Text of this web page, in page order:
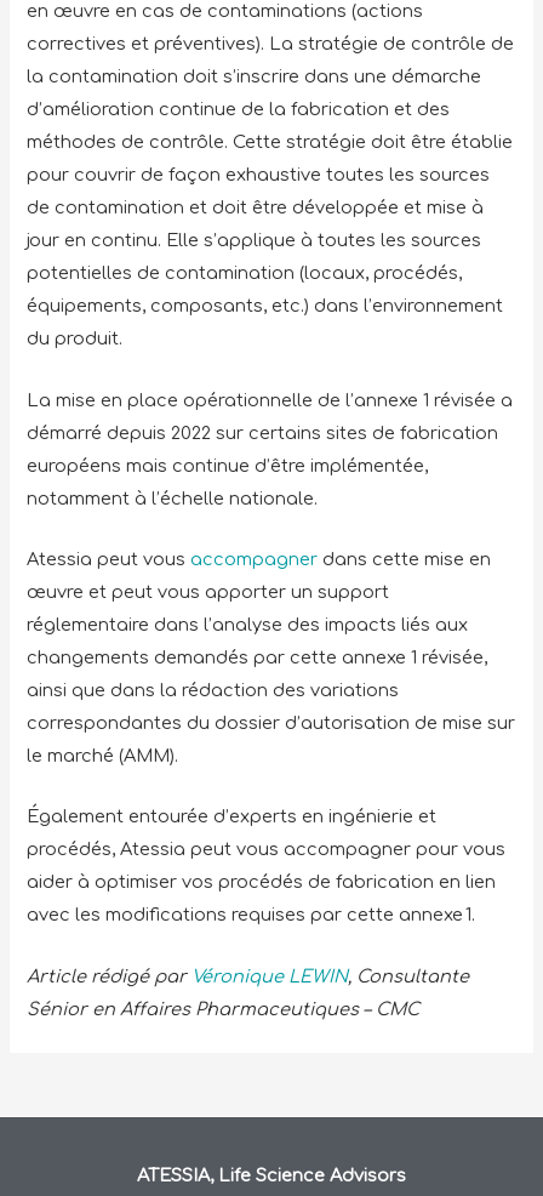
en œuvre en cas de contaminations (actions
correctives et préventives). La stratégie de contrôle de
la contamination doit s’inscrire dans une démarche
d’amélioration continue de la fabrication et des
méthodes de contrôle. Cette stratégie doit être établie
pour couvrir de façon exhaustive toutes les sources
de contamination et doit être développée et mise à
jour en continu. Elle s’applique à toutes les sources
potentielles de contamination (locaux, procédés,
équipements, composants, etc.) dans l’environnement
du produit.
La mise en place opérationnelle de l’annexe 1 révisée a
démarré depuis 2022 sur certains sites de fabrication
européens mais continue d’être implémentée,
notamment à l’échelle nationale.
Atessia peut vous accompagner dans cette mise en
œuvre et peut vous apporter un support
réglementaire dans l’analyse des impacts liés aux
changements demandés par cette annexe 1 révisée,
ainsi que dans la rédaction des variations
correspondantes du dossier d’autorisation de mise sur
le marché (AMM).
Également entourée d’experts en ingénierie et
procédés, Atessia peut vous accompagner pour vous
aider à optimiser vos procédés de fabrication en lien
avec les modifications requises par cette annexe 1.
Article rédigé par Véronique LEWIN, Consultante
Sénior en Affaires Pharmaceutiques – CMC
ATESSIA, Life Science Advisors